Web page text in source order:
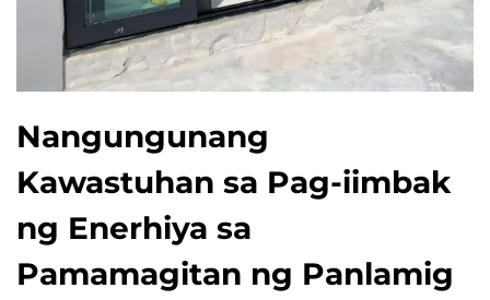
Nangungunang
Kawastuhan sa Pag-iimbak
ng Enerhiya sa
Pamamagitan ng Panlamig